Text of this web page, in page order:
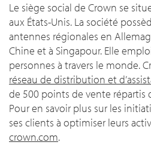
Le siège social de Crown se
aux États-Unis. La société
antennes régionales en
Chine et à Singapour. Elle
personnes à travers le monde.
réseau de distribution et
de 500 points de vente répartis
Pour en savoir plus sur les
ses clients à optimiser leurs
crown.com.